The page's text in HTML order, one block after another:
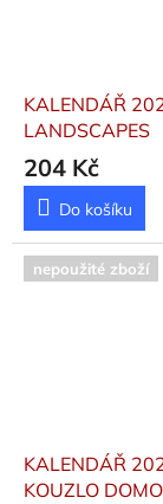
KALENDÁŘ
LANDSCAPES
204 Kč
Do košíku
nepoužité zboží
KALENDÁŘ
KOUZLO